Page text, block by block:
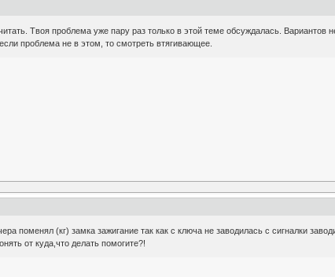
Твоя проблема уже пару раз только в этой теме обсуждалась. Вариантов
проблема не в этом, то смотреть втягивающее.
поменял (кг) замка зажигание так как с ключа не заводилась с сигналки
от куда,что делать помогите?!